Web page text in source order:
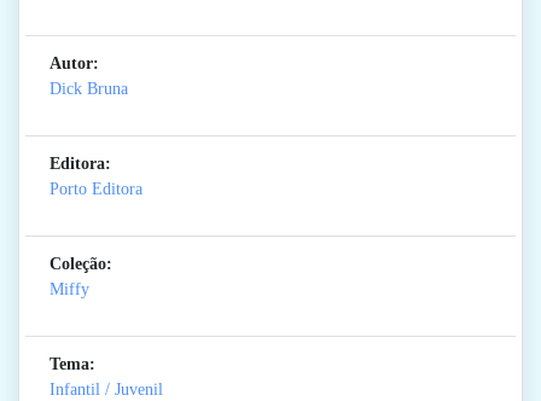
Autor:
Dick Bruna
Editora:
Porto Editora
Coleção:
Miffy
Tema:
Infantil / Juvenil